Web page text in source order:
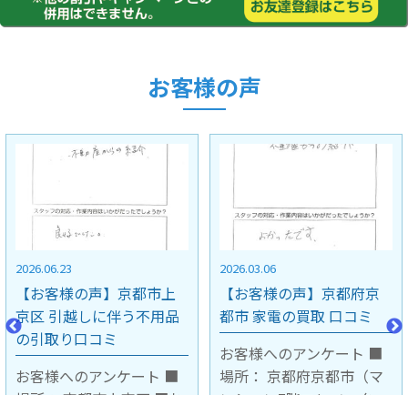
お客様の声
2026.03.06
【お客様の声】京都府京
都市 家電の買取 口コミ
お客様へのアンケート ■
場所： 京都府京都市（マ
2025.11.28
【お客様の声】大阪府豊
中市 不用品の引取り口コ
ミ
お客様へのアンケート ■